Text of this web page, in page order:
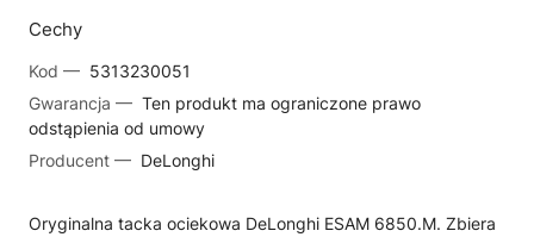
Cechy
Kod — 5313230051
Gwarancja — Ten produkt ma ograniczone prawo
odstąpienia od umowy
Producent — DeLonghi
Oryginalna tacka ociekowa DeLonghi ESAM 6850.M. Zbiera